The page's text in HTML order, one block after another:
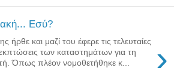
Εσύ?
›
ήρθε και μαζί του έφερε τις τελευταίες
των καταστημάτων για τη
Όπως πλέον νομοθετήθηκε κ...